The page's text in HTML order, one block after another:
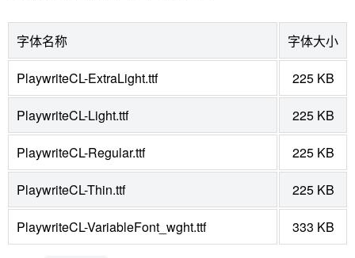
字体名称 字体大小
PlaywriteCL-ExtraLight.ttf 225 KB
PlaywriteCL-Light.ttf 225 KB
PlaywriteCL-Regular.ttf 225 KB
PlaywriteCL-Thin.ttf 225 KB
PlaywriteCL-VariableFont_wght.ttf 333 KB